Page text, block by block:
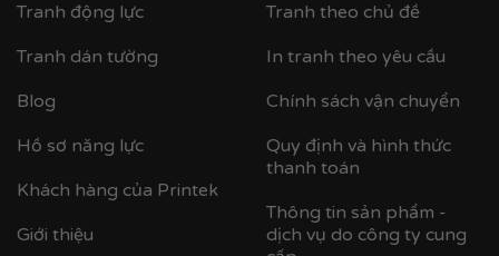
Tranh động lực
Tranh dán tường
Blog
Hồ sơ năng lực
Khách hàng của Printek
Giới thiệu
Tranh theo chủ đề
In tranh theo yêu cầu
Chính sách vận chuyển
Quy định và hình thức
thanh toán
Thông tin sản phẩm -
dịch vụ do công ty cung